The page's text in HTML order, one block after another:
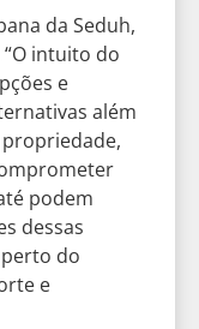
da Seduh,
intuito do
e
além
podem
dessas
do
e